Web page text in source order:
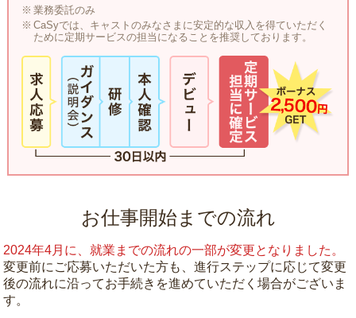
業務委託のみ
CaSyでは、キャストのみなさまに安定的な収入を得ていただく
ために定期サービスの担当になることを推奨しております。
お仕事開始までの流れ
2024年4月に、就業までの流れの一部が変更となりました。
変更前にご応募いただいた方も、進行ステップに応じて変更
後の流れに沿ってお手続きを進めていただく場合がございま
す。